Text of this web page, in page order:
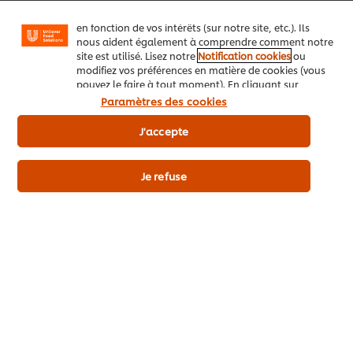
en fonction de vos intérêts (sur notre site, etc.). Ils
nous aident également à comprendre comment notre
site est utilisé. Lisez notre Notification cookiesou
modifiez vos préférences en matière de cookies (vous
pouvez le faire à tout moment). En cliquant sur
"J'accepte", vous consentez à l'utilisation de
cookies. Avis relatif aux cookies
Paramètres des cookies
Je refuse
J'accepte